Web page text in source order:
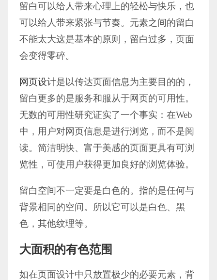
留白可以给人带来心理上的轻松与快乐，也
可以给人带来紧张与节奏。元素之间的留白
不能太大这是基本的原则，留白过多，页面
会变得零碎。
网页设计是以传达页面信息为主要目的的，
留白更多的是服务和服从于网页的可用性。
无数的可用性研究证实了一个事实：在Web
中，用户对网页信息是进行浏览，而不是阅
读。简洁明快、富于美感的页面更具有可浏
览性，可使用户获得更加良好的浏览体验。
留白空间不一定要是白色的。指的是任何与
背景相同的空间。所以它可以是白色、黑
色，其他纹理等。
大面积的有色范围
如在页面设计中只放置极少的必要元素，背